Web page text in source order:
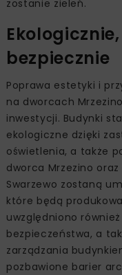
zostanie zieleń.
bezpiecznie
Poprawa estetyki i
na dworcach
inwestycji. Budynki
ekologiczne dzięki
oświetlenia, a także
dworca Mrzezino
Swarzewo zostaną
które będą
uwzględniono
bezpieczeństwa, a
zarządzania
pozbawione barier